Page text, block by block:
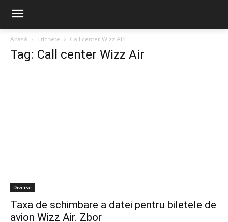
Acasă Etichete Call center Wizz Air
Tag: Call center Wizz Air
Diverse
Taxa de schimbare a datei pentru biletele de
avion Wizz Air. Zbor